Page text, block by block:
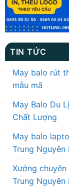
TIN TỨC
May balo rút
mẫu mã
May Balo Du
Chất Lượng
May balo
Trung Nguyên
Xưởng
Trung Nguyên